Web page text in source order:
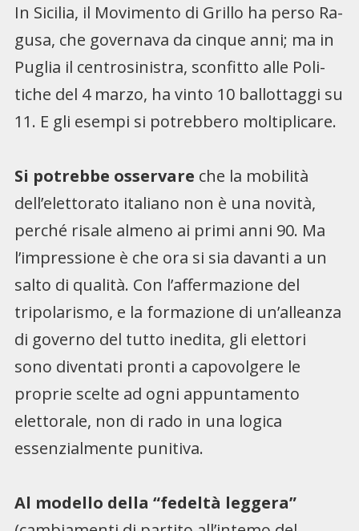
In Sicilia, il Movi­mento di Grillo ha perso Ra­
gusa, che governava da cin­que anni; ma in
Puglia il cen­trosinistra, sconfitto alle Poli­
tiche del 4 marzo, ha vinto 10 ballottaggi su
11. E gli esempi si potrebbero moltiplicare.
Si potrebbe osservare che la mobilità
dell’elettorato ita­liano non è una novità,
per­ché risale almeno ai primi an­ni 90. Ma
l’impressione è che ora si sia davanti a un
salto di qualità. Con l’affermazione del
tripolarismo, e la forma­zione di un’alleanza
di gover­no del tutto inedita, gli eletto­ri
sono diventati pronti a ca­povolgere le
proprie scelte ad ogni appuntamento
elettora­le, non di rado in una logica
essenzialmente punitiva.
Al modello della “fedeltà leggera”